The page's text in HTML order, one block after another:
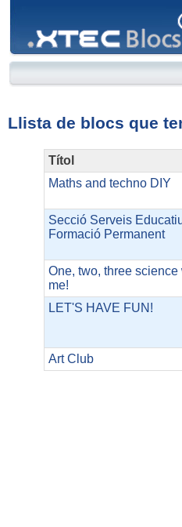
Llista de blocs que
Títol
Maths and techno DIY
Secció Serveis
Formació Permanent
One, two, three science
me!
LET'S HAVE FUN!
Art Club